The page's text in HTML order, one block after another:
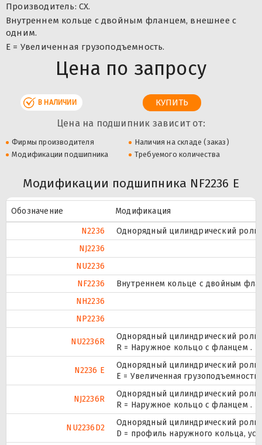
Производитель: CX.
Внутреннем кольце с двойным фланцем, внешнее с
одним.
Е = Увеличенная грузоподъемность.
Цена по запросу
В НАЛИЧИИ
Цена на подшипник зависит от:
Фирмы производителя
Наличия на складе (заказ)
Модификации подшипника
Требуемого количества
Модификации подшипника NF2236 E
Обозначение
Модификация
N2236
Однорядный цилиндрический
NJ2236
NU2236
NF2236
Внутреннем кольце с двойным
NH2236
NP2236
NU2236R
Однорядный цилиндрический
R = Наружное кольцо с фланцем .
N2236 E
Однорядный цилиндрический
Е = Увеличенная грузоподъемность.
NJ2236R
Однорядный цилиндрический
R = Наружное кольцо с фланцем .
NU2236D2
Однорядный цилиндрический
D = профиль наружного кольца,